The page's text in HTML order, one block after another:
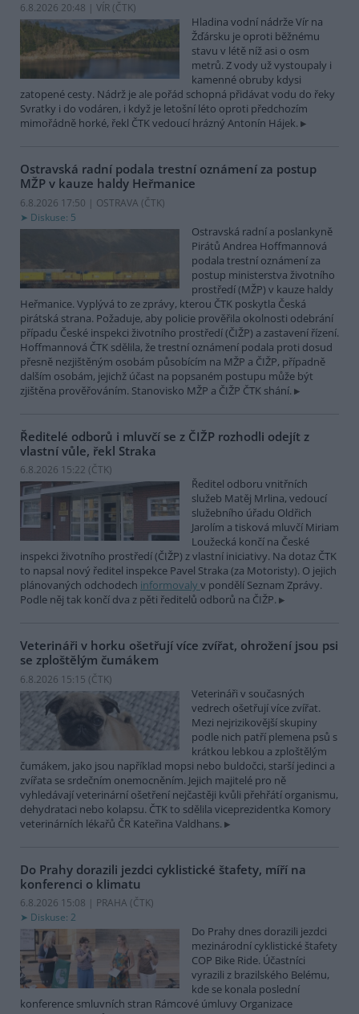
6.8.2026 20:48 | VÍR (ČTK)
Hladina vodní nádrže Vír na
Žďársku je oproti běžnému
stavu v létě níž asi o osm
metrů. Z vody už vystoupaly i
kamenné obruby kdysi
zatopené cesty. Nádrž je ale pořád schopná přidávat vodu do řeky
Svratky i do vodáren, i když je letošní léto oproti předchozím
mimořádně horké, řekl ČTK vedoucí hrázný Antonín Hájek.
Ostravská radní podala trestní oznámení za postup
MŽP v kauze haldy Heřmanice
6.8.2026 17:50 | OSTRAVA (ČTK)
Diskuse: 5
Ostravská radní a poslankyně
Pirátů Andrea Hoffmannová
podala trestní oznámení za
postup ministerstva životního
prostředí (MŽP) v kauze haldy
Heřmanice. Vyplývá to ze zprávy, kterou ČTK poskytla Česká
pirátská strana. Požaduje, aby policie prověřila okolnosti odebrání
případu České inspekci životního prostředí (ČIŽP) a zastavení řízení.
Hoffmannová ČTK sdělila, že trestní oznámení podala proti dosud
přesně nezjištěným osobám působícím na MŽP a ČIŽP, případně
dalším osobám, jejichž účast na popsaném postupu může být
zjištěna prověřováním. Stanovisko MŽP a ČIŽP ČTK shání.
Ředitelé odborů i mluvčí se z ČIŽP rozhodli odejít z
vlastní vůle, řekl Straka
6.8.2026 15:22 (ČTK)
Ředitel odboru vnitřních
služeb Matěj Mrlina, vedoucí
služebního úřadu Oldřich
Jarolím a tisková mluvčí Miriam
Loužecká končí na České
inspekci životního prostředí (ČIŽP) z vlastní iniciativy. Na dotaz ČTK
to napsal nový ředitel inspekce Pavel Straka (za Motoristy). O jejich
plánovaných odchodech informovaly v pondělí Seznam Zprávy.
Podle něj tak končí dva z pěti ředitelů odborů na ČIŽP.
Veterináři v horku ošetřují více zvířat, ohrožení jsou psi
se zploštělým čumákem
6.8.2026 15:15 (ČTK)
Veterináři v současných
vedrech ošetřují více zvířat.
Mezi nejrizikovější skupiny
podle nich patří plemena psů s
krátkou lebkou a zploštělým
čumákem, jako jsou například mopsi nebo buldočci, starší jedinci a
zvířata se srdečním onemocněním. Jejich majitelé pro ně
vyhledávají veterinární ošetření nejčastěji kvůli přehřátí organismu,
dehydrataci nebo kolapsu. ČTK to sdělila viceprezidentka Komory
veterinárních lékařů ČR Kateřina Valdhans.
Do Prahy dorazili jezdci cyklistické štafety, míří na
konferenci o klimatu
6.8.2026 15:08 | PRAHA (ČTK)
Diskuse: 2
Do Prahy dnes dorazili jezdci
mezinárodní cyklistické štafety
COP Bike Ride. Účastníci
vyrazili z brazilského Belému,
kde se konala poslední
konference smluvních stran Rámcové úmluvy Organizace